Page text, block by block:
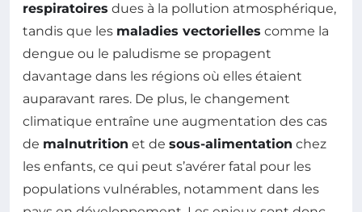
respiratoires dues à la pollution atmosphérique,
tandis que les maladies vectorielles comme la
dengue ou le paludisme se propagent
davantage dans les régions où elles étaient
auparavant rares. De plus, le changement
climatique entraîne une augmentation des cas
de malnutrition et de sous-alimentation chez
les enfants, ce qui peut s’avérer fatal pour les
populations vulnérables, notamment dans les